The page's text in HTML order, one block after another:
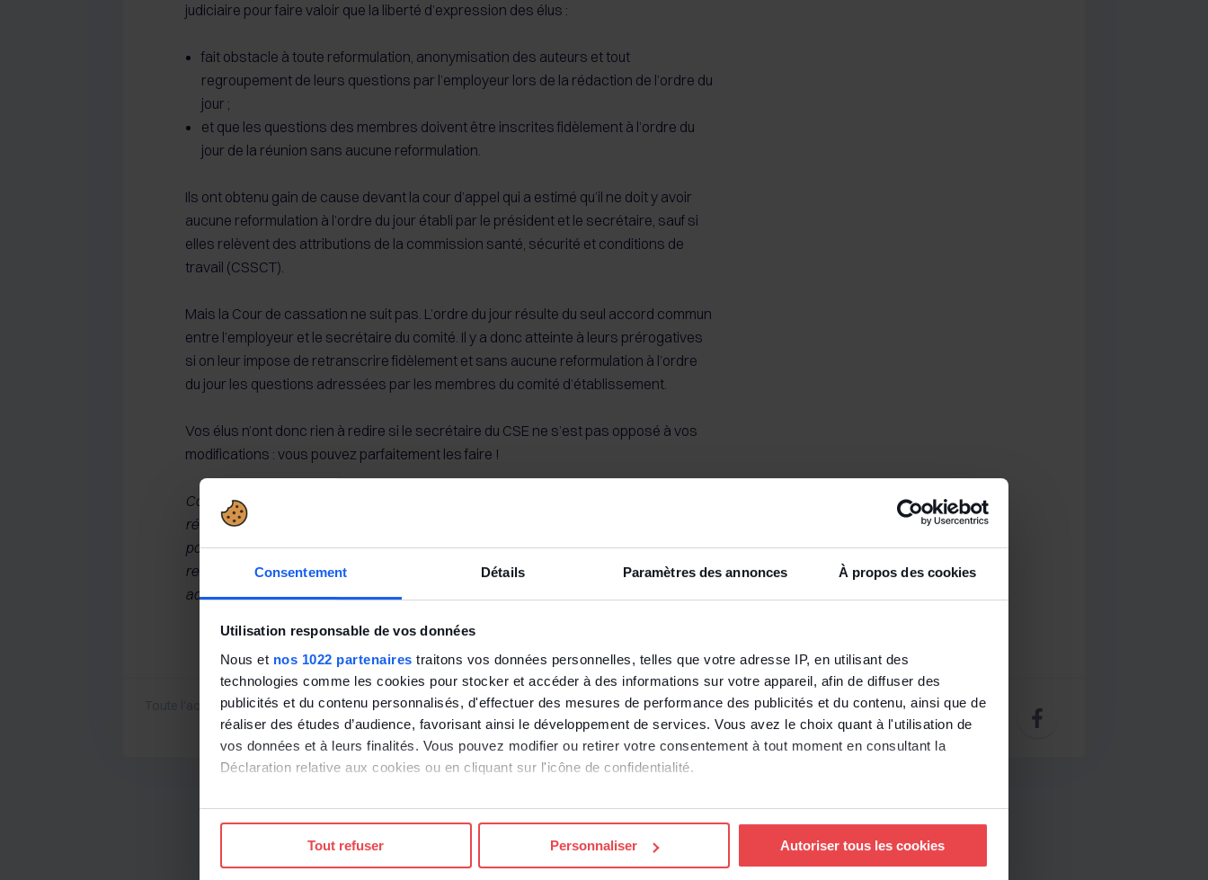
Consentement Détails Paramètres des annonces À propos des cookies
Utilisation responsable de vos données
Nous et nos 1022 partenaires traitons vos données personnelles, telles que votre adresse IP, en utilisant des
technologies comme les cookies pour stocker et accéder à des informations sur votre appareil, afin de diffuser des
publicités et du contenu personnalisés, d'effectuer des mesures de performance des publicités et du contenu, ainsi que de
réaliser des études d’audience, favorisant ainsi le développement de services. Vous avez le choix quant à l'utilisation de
vos données et à leurs finalités. Vous pouvez modifier ou retirer votre consentement à tout moment en consultant la
Déclaration relative aux cookies ou en cliquant sur l'icône de confidentialité.
Si vous le permettez, nous aimerions également :
Identifier votre appareil en l'analysant activement pour en relever les caractéristiques spécifiques (empreintes
Tout refuser Personnaliser Autoriser tous les cookies
judiciaire pour faire valoir que la liberté d’expression des élus :
fait obstacle à toute reformulation, anonymisation des auteurs et tout
regroupement de leurs questions par l’employeur lors de la rédaction de l’ordre du
jour ;
et que les questions des membres doivent être inscrites fidèlement à l’ordre du
jour de la réunion sans aucune reformulation.
Ils ont obtenu gain de cause devant la cour d’appel qui a estimé qu’il ne doit y avoir
aucune reformulation à l’ordre du jour établi par le président et le secrétaire, sauf si
elles relèvent des attributions de la commission santé, sécurité et conditions de
travail (CSSCT).
Mais la Cour de cassation ne suit pas. L’ordre du jour résulte du seul accord commun
entre l’employeur et le secrétaire du comité. Il y a donc atteinte à leurs prérogatives
si on leur impose de retranscrire fidèlement et sans aucune reformulation à l’ordre
du jour les questions adressées par les membres du comité d’établissement.
Vos élus n’ont donc rien à redire si le secrétaire du CSE ne s’est pas opposé à vos
modifications : vous pouvez parfaitement les faire !
Cour de cassation, chambre sociale, 4 octobre 2023, n° 22-10.716 (l’ordre du jour
résultant du seul accord commun entre l’employeur et le secrétaire du comité,
porte atteinte aux prérogatives légales de l’un et de l’autre l’injonction de
retranscrire fidèlement et sans aucune reformulation à l’ordre du jour les questions
adressées par les membres du comité d’établissement au secrétaire du comité)
Toute l'actualité